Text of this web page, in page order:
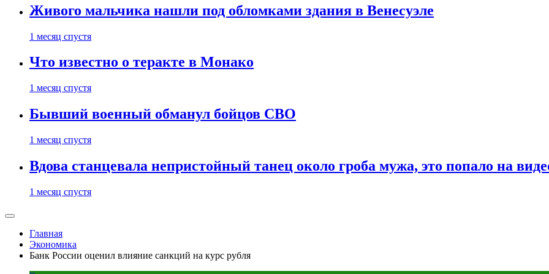
Живого мальчика нашли под обломками здания в Венесуэле
1 месяц спустя
Что известно о теракте в Монако
1 месяц спустя
Бывший военный обманул бойцов СВО
1 месяц спустя
Вдова станцевала непристойный танец около гроба мужа, это попало на
1 месяц спустя
Главная
Экономика
Банк России оценил влияние санкций на курс рубля